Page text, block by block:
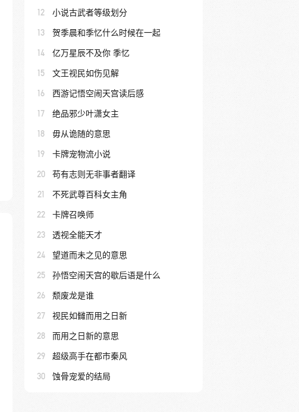
12 小说古武者等级划分
13 贺季晨和季忆什么时候在一起
14 亿万星辰不及你 季忆
15 文王视民如伤见解
16 西游记悟空闹天宫读后感
17 绝品邪少叶潇女主
18 毋从诡随的意思
19 卡牌宠物流小说
20 苟有志则无非事者翻译
21 不死武尊百科女主角
22 卡牌召唤师
23 透视全能天才
24 望道而未之见的意思
25 孙悟空闹天宫的歇后语是什么
26 颓废龙是谁
27 视民如雠而用之日新
28 而用之日新的意思
29 超级高手在都市秦风
30 蚀骨宠爱的结局